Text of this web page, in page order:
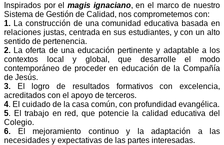
Inspirados por el magis ignaciano, en el marco de nuestro
Sistema de Gestión de Calidad, nos comprometemos con:
1. La construcción de una comunidad educativa basada en
relaciones justas, centrada en sus estudiantes, y con un alto
sentido de pertenencia.
2. La oferta de una educación pertinente y adaptable a los
contextos local y global, que desarrolle el modo
contemporáneo de proceder en educación de la Compañía
de Jesús.
3. El logro de resultados formativos con excelencia,
acreditados con el apoyo de terceros.
4. El cuidado de la casa común, con profundidad evangélica.
5. El trabajo en red, que potencie la calidad educativa del
Colegio.
6. El mejoramiento continuo y la adaptación a las
necesidades y expectativas de las partes interesadas.